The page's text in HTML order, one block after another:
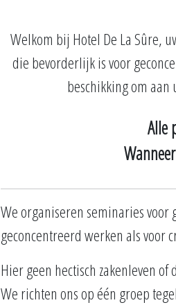
Welkom bij Hotel De La Sûre,
die bevorderlijk is voor
beschikking om
Alle
We organiseren seminaries voor
geconcentreerd werken als voor
Hier geen hectisch zakenleven
We richten ons op één groep